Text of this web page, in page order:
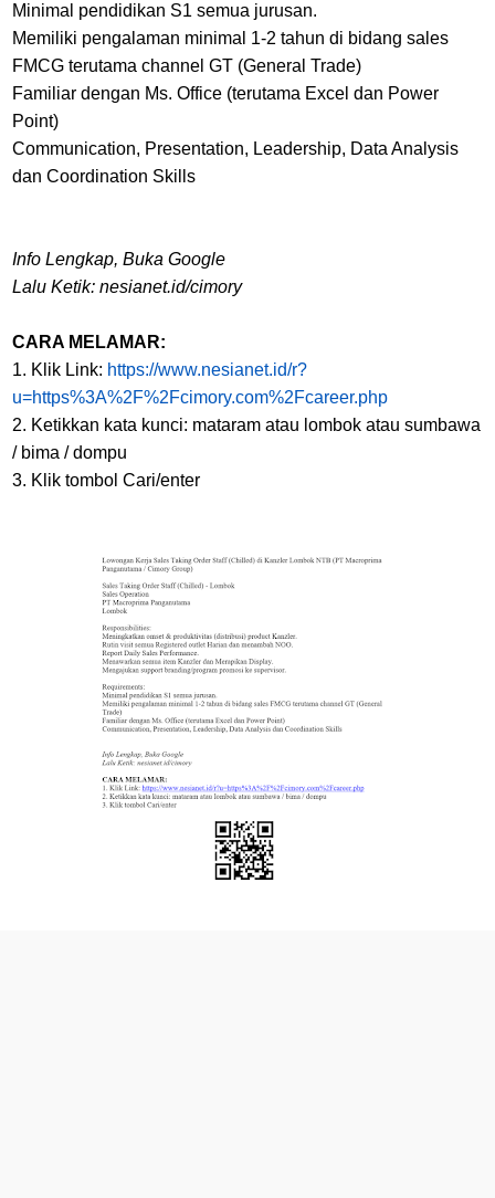
Minimal pendidikan S1 semua jurusan.
Memiliki pengalaman minimal 1-2 tahun di bidang sales
FMCG terutama channel GT (General Trade)
Familiar dengan Ms. Office (terutama Excel dan Power
Point)
Communication, Presentation, Leadership, Data Analysis
dan Coordination Skills
Info Lengkap, Buka Google
Lalu Ketik: nesianet.id/cimory
CARA MELAMAR:
1. Klik Link: https://www.nesianet.id/r?
u=https%3A%2F%2Fcimory.com%2Fcareer.php
2. Ketikkan kata kunci: mataram atau lombok atau sumbawa
/ bima / dompu
3. Klik tombol Cari/enter